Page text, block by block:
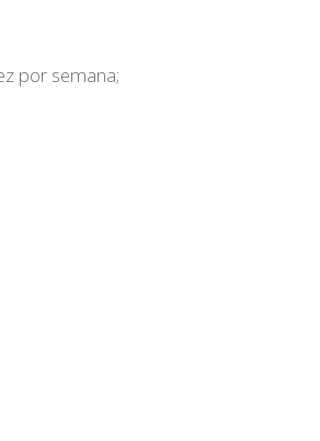
por semana;